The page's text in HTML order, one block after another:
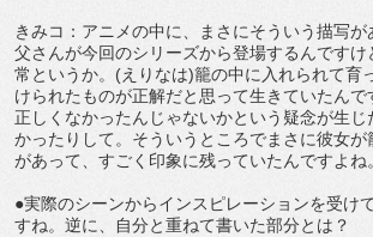
きみコ：アニメの中に、まさにそういう描写
父さんが今回のシリーズから登場するんです
常というか。(えりなは)籠の中に入れられて育
けられたものが正解だと思って生きていたん
正しくなかったんじゃないかという疑念が生じ
かったりして。そういうところでまさに彼女
があって、すごく印象に残っていたんですよね。
●実際のシーンからインスピレーションを受け
すね。逆に、自分と重ねて書いた部分とは？